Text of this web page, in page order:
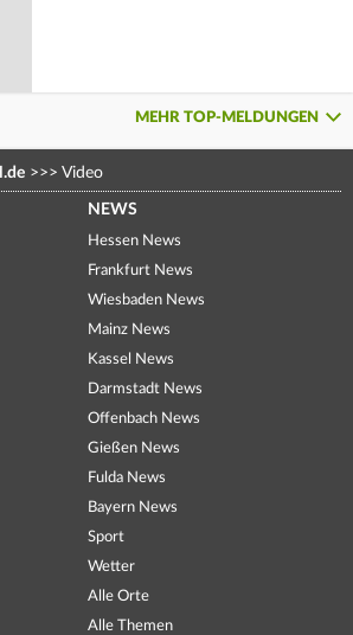
MEHR TOP-MELDUNGEN
>>> Video
NEWS
Hessen News
Frankfurt News
Wiesbaden News
Mainz News
Kassel News
Darmstadt News
Offenbach News
Gießen News
Fulda News
Bayern News
Sport
Wetter
Alle Orte
Alle Themen